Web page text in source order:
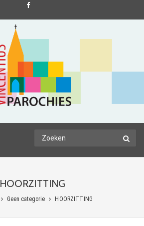
HOORZITTING
Geen categorie HOORZITTING